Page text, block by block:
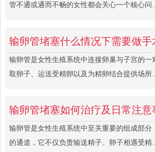
管不通或通而不畅的女性都会关心一个核心问
输卵管堵塞什么情况下需要做手
输卵管是女性生殖系统中连接卵巢与子宫的一
取卵子、运送受精卵以及为精卵结合提供场所...
输卵管堵塞如何治疗及日常注意
输卵管是女性生殖系统中至关重要的组成部分
的通道，它不仅负责输送精子、卵子相遇受精...